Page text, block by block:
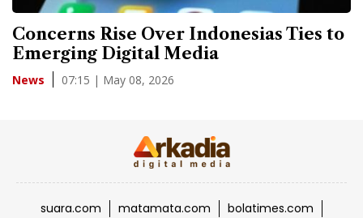
Concerns Rise Over Indonesias Ties to
Emerging Digital Media
News 07:15 | May 08, 2026
suara.com matamata.com
bolatimes.com